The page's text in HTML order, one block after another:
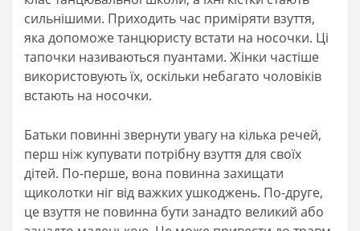
сильнішими. Приходить час приміряти взуття,
яка допоможе танцюристу встати на носочки. Ці
тапочки називаються пуантами. Жінки частіше
використовують їх, оскільки небагато чоловіків
встають на носочки.
Батьки повинні звернути увагу на кілька речей,
перш ніж купувати потрібну взуття для своїх
дітей. По-перше, вона повинна захищати
щиколотки ніг від важких ушкоджень. По-друге,
це взуття не повинна бути занадто великий або